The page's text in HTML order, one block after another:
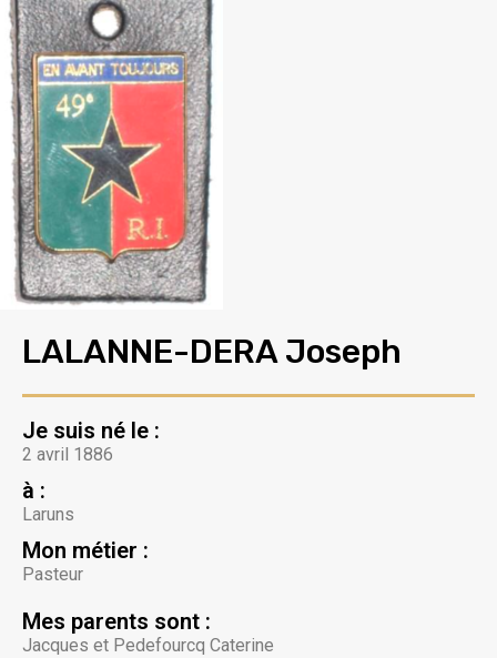
LALANNE-DERA Joseph
Je suis né le :
2 avril 1886
à :
Laruns
Mon métier :
Pasteur
Mes parents sont :
Jacques et Pedefourcq Caterine